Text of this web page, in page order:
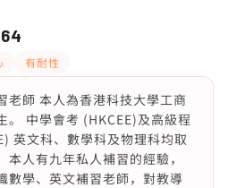
有耐性
老師 本人為香港科技大學工商
。 中學會考 (HKCEE)及高級程
英文科、數學科及物理科均取
本人有九年私人補習的經驗，
數學、英文補習老師，對教導